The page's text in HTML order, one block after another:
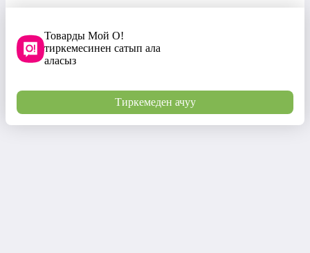
Товарды Мой О!
тиркемесинен сатып ала
аласыз
Тиркемеден ачуу